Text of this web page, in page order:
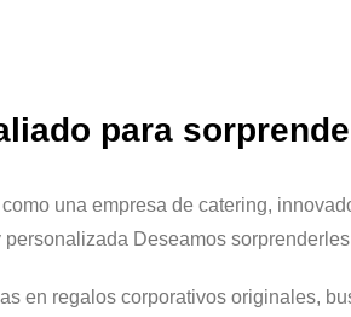
para
una empresa de catering,
Deseamos
en regalos corporativos originales,